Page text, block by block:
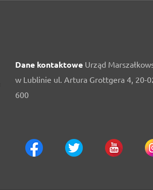
Dane kontaktowe Urząd
w Lublinie ul. Artura Grottgera 4, 20-
600